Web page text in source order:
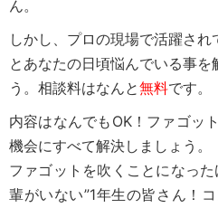
ん。
しかし、プロの現場で活躍さ
とあなたの日頃悩んでいる事を
う。相談料はなんと無料です。
内容はなんでもOK！ファゴッ
機会にすべて解決しましょう。
ファゴットを吹くことになっ
輩がいない”1年生の皆さん！